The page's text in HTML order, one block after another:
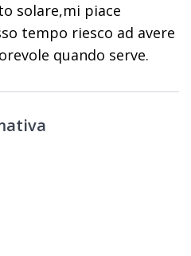
solare,mi piace
tempo riesco ad avere
quando serve.